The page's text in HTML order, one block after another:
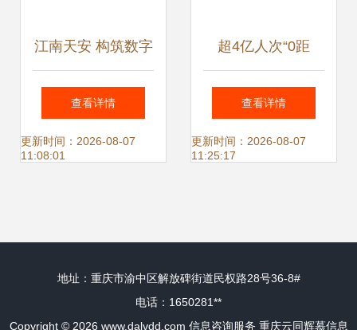
江南天安 构筑数字
时代的坚实盾牌
查看详情
更新时间：2026-08-07
11:08:01
超4亿人次“0距
离”探秘，飞鹤以数
字化透明工厂引领
查看详情
更新时间：2026-08-07
11:25:17
地址：重庆市渝中区解放碑街道民权路28号36-8#
电话：1650281**
Copyright © 2026 www.dalvdd.com 信息咨询服务 重庆云同辉慕信息